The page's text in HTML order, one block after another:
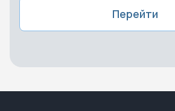
Перейти